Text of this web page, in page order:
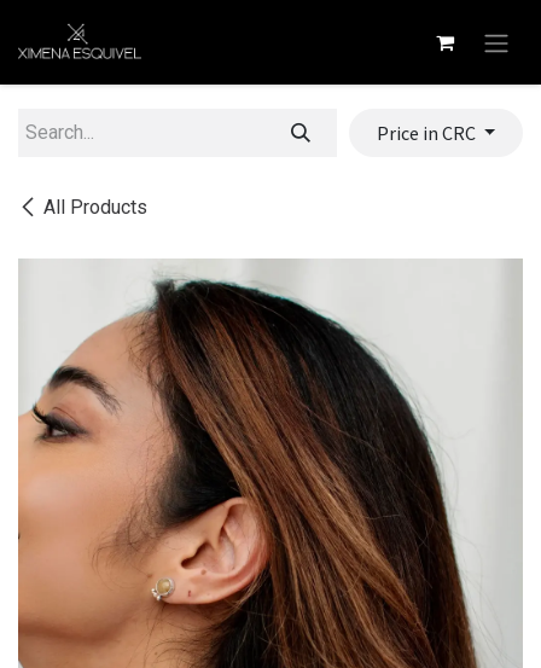
All Products
Price in CRC